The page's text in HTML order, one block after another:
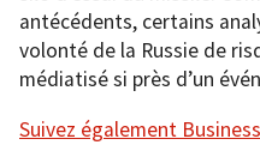
antécédents, certains
volonté de la Russie de
médiatisé si près d’un
Suivez également